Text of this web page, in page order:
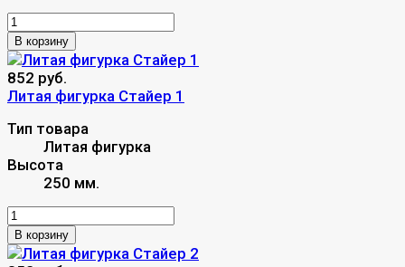
В корзину
852 руб.
Литая фигурка Стайер 1
Тип товара
Литая фигурка
Высота
250 мм.
В корзину